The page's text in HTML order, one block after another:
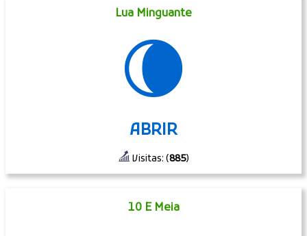
Lua Minguante
🌘
ABRIR
Visitas: (885)
10 E Meia